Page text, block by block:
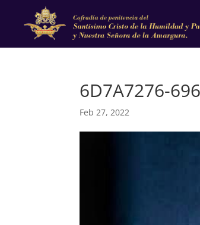
6D7A7276-
Feb 27, 2022